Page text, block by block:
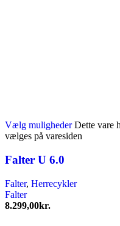
Vælg muligheder Dette vare
vælges på varesiden
Falter U 6.0
Falter, Herrecykler
Falter
8.299,00kr.